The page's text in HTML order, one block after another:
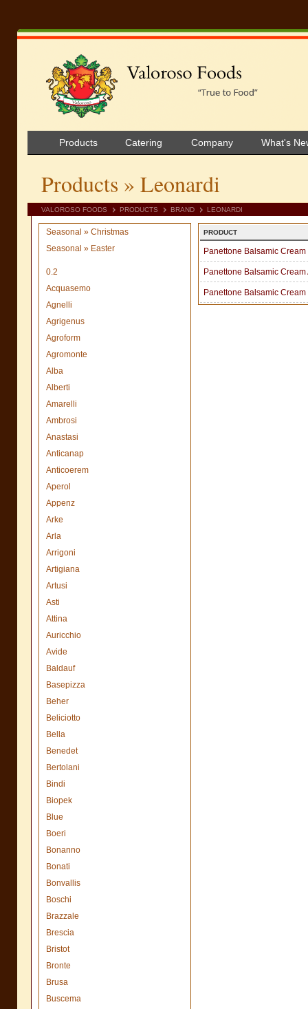
Products Catering Company What's
Products » Leonardi
VALOROSO FOODS PRODUCTS BRAND LEONARDI
Seasonal » Christmas
Seasonal » Easter
0.2
Acquasemo
Agnelli
Agrigenus
Agroform
Agromonte
Alba
Alberti
Amarelli
Ambrosi
Anastasi
Anticanap
Anticoerem
Aperol
Appenz
Arke
Arla
Arrigoni
Artigiana
Artusi
Asti
Attina
Auricchio
Avide
Baldauf
Basepizza
Beher
Beliciotto
Bella
Benedet
Bertolani
Bindi
Biopek
Blue
Boeri
Bonanno
Bonati
Bonvallis
Boschi
Brazzale
Brescia
Bristot
Bronte
Brusa
Buscema
PRODUCT
Panettone Balsamic
Panettone Balsamic
Panettone Balsamic